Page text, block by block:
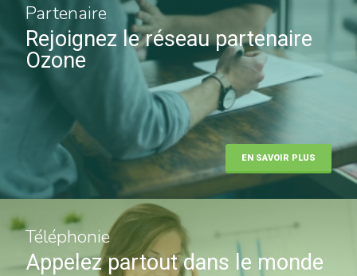
Partenaire
Rejoignez le réseau partenaire
Ozone
EN SAVOIR PLUS
Téléphonie
Appelez partout dans le monde